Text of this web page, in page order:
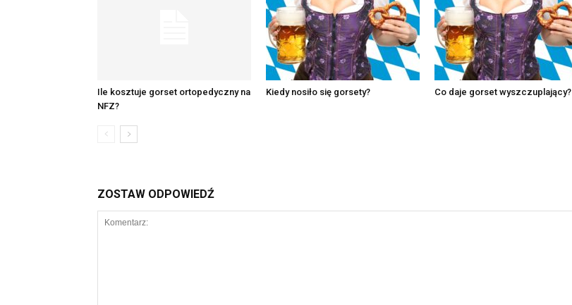
Ile kosztuje gorset ortopedyczny na
NFZ?
Kiedy nosiło się gorsety? Co daje gorset wyszczuplający?
ZOSTAW ODPOWIEDŹ